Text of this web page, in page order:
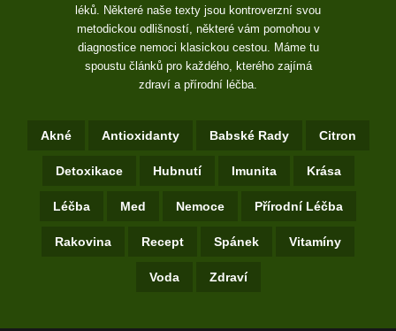
léků. Některé naše texty jsou kontroverzní svou
metodickou odlišností, některé vám pomohou v
diagnostice nemoci klasickou cestou. Máme tu
spoustu článků pro každého, kterého zajímá
zdraví a přírodní léčba.
Akné Antioxidanty Babské Rady Citron
Detoxikace Hubnutí Imunita Krása
Léčba Med Nemoce Přírodní Léčba
Rakovina Recept Spánek Vitamíny
Voda Zdraví